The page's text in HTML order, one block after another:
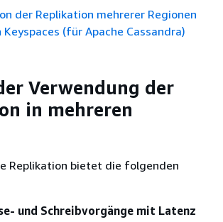
der Replikation mehrerer Regionen
(für Apache Cassandra)
Verwendung der
in mehreren
Replikation bietet die folgenden
und Schreibvorgänge mit Latenz